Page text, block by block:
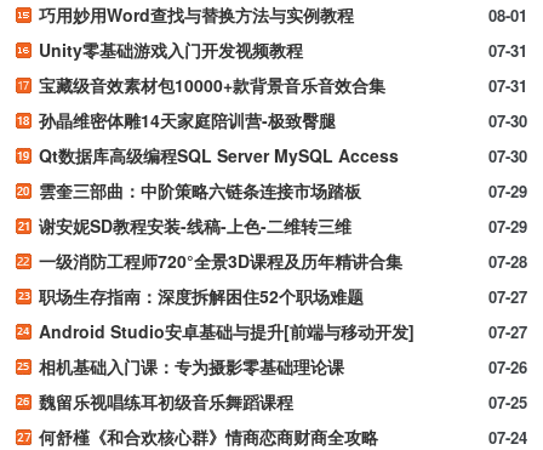
08-01
巧用妙用Word查找与替换方法与实例教程
07-31
Unity零基础游戏入门开发视频教程
07-31
宝藏级音效素材包10000+款背景音乐音效合集
07-30
孙晶维密体雕14天家庭陪训营-极致臀腿
07-30
Qt数据库高级编程SQL Server MySQL Access
07-29
雲奎三部曲：中阶策略六链条连接市场踏板
07-29
谢安妮SD教程安装-线稿-上色-二维转三维
07-28
一级消防工程师720°全景3D课程及历年精讲合集
07-27
职场生存指南：深度拆解困住52个职场难题
07-27
Android Studio安卓基础与提升[前端与移动开发]
07-26
相机基础入门课：专为摄影零基础理论课
07-25
魏留乐视唱练耳初级音乐舞蹈课程
07-24
何舒槿《和合欢核心群》情商恋商财商全攻略